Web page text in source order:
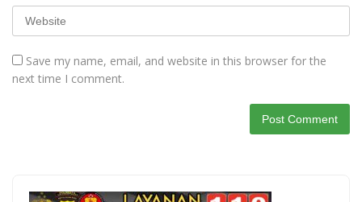
Save my name, email, and website in this browser for the
next time I comment.